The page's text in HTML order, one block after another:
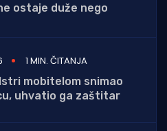
ostaje duže nego
1 MIN. ČITANJA
mobitelom snimao
uhvatio ga zaštitar